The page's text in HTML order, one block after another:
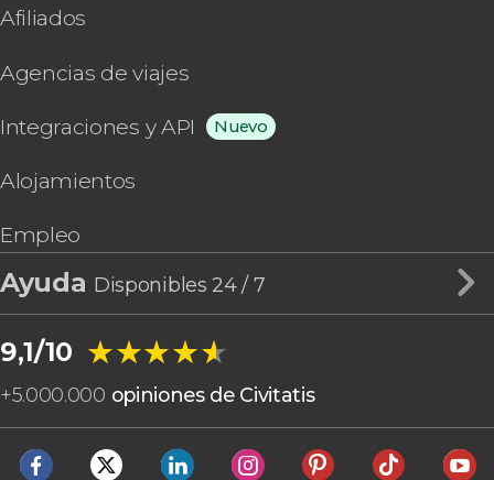
Afiliados
Agencias de viajes
Integraciones y API Nuevo
Alojamientos
Empleo
Ayuda Disponibles 24 / 7
9,1/10 ★★★★★
★★★★★
+5.000.000 opiniones de Civitatis